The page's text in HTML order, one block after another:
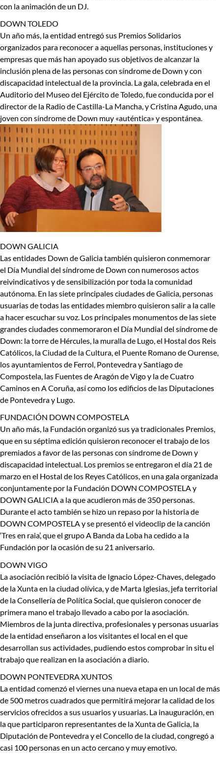
con la animación de un DJ.
DOWN TOLEDO
Un año más, la entidad entregó sus Premios Solidarios
organizados para reconocer a aquellas personas, instituciones y
empresas que más han apoyado sus objetivos de alcanzar la
inclusión plena de las personas con síndrome de Down y con
discapacidad intelectual de la provincia. La gala, celebrada en el
Auditorio del Museo del Ejército de Toledo, fue conducida por el
director de la Radio de Castilla-La Mancha, y Cristina Agudo, una
joven con síndrome de Down muy «auténtica» y espontánea.
DOWN GALICIA
Las entidades Down de Galicia también quisieron conmemorar
el Día Mundial del síndrome de Down con numerosos actos
reivindicativos y de sensibilización por toda la comunidad
autónoma. En las siete principales ciudades de Galicia, personas
usuarias de todas las entidades miembro quisieron salir a la calle
a hacer escuchar su voz. Los principales monumentos de las siete
grandes ciudades conmemoraron el Día Mundial del síndrome de
Down: la torre de Hércules, la muralla de Lugo, el Hostal dos Reis
Católicos, la Ciudad de la Cultura, el Puente Romano de Ourense,
los ayuntamientos de Ferrol, Pontevedra y Santiago de
Compostela, las Fuentes de Aragón de Vigo y la de Cuatro
Caminos en A Coruña, así como los edificios de las Diputaciones
de Pontevedra y Lugo.
FUNDACIÓN DOWN COMPOSTELA
Un año más, la Fundación organizó sus ya tradicionales Premios,
que en su séptima edición quisieron reconocer el trabajo de los
premiados a favor de las personas con síndrome de Down y
discapacidad intelectual. Los premios se entregaron el día 21 de
marzo en el Hostal de los Reyes Católicos, en una gala organizada
conjuntamente por la Fundación DOWN COMPOSTELA y
DOWN GALICIA a la que acudieron más de 350 personas.
Durante el acto también se hizo un repaso por la historia de
DOWN COMPOSTELA y se presentó el videoclip de la canción
‘Tres en raia’, que el grupo A Banda da Loba ha cedido a la
Fundación por la ocasión de su 21 aniversario.
DOWN VIGO
La asociación recibió la visita de Ignacio López-Chaves, delegado
de la Xunta en la ciudad olívica, y de Marta Iglesias, jefa territorial
de la Consellería de Política Social, que quisieron conocer de
primera mano el trabajo llevado a cabo por la asociación.
Miembros de la junta directiva, profesionales y personas usuarias
de la entidad enseñaron a los visitantes el local en el que
desarrollan sus actividades, pudiendo estos comprobar in situ el
trabajo que realizan en la asociación a diario.
DOWN PONTEVEDRA XUNTOS
La entidad comenzó el viernes una nueva etapa en un local de más
de 500 metros cuadrados que permitirá mejorar la calidad de los
servicios ofrecidos a sus usuarios y usuarias. La inauguración, en
la que participaron representantes de la Xunta de Galicia, la
Diputación de Pontevedra y el Concello de la ciudad, congregó a
casi 100 personas en un acto cercano y muy emotivo.